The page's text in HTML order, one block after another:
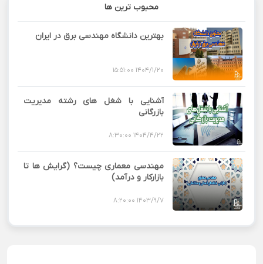
محبوب ترین ها
بهترین دانشگاه مهندسی برق در ایران
1404/1/20 15:51:00
آشنایی با شغل های رشته مدیریت
بازرگانی
1404/4/22 8:30:00
مهندسی معماری چیست؟ (گرایش ها تا
بازارکار و درآمد)
1403/9/7 8:20:00